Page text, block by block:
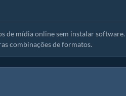
mídia online sem instalar
combinações de formatos.